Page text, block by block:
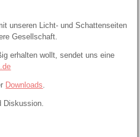
unseren Licht- und Schattenseiten
Gesellschaft.
erhalten wollt, sendet uns eine
Downloads
Diskussion.